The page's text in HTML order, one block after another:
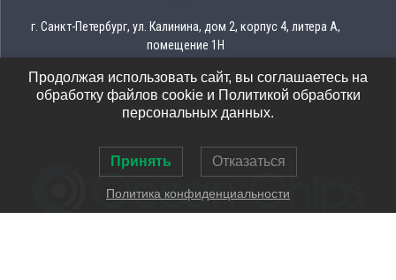
г. Санкт-Петербург, ул. Калинина, дом 2, корпус 4, литера А,
помещение 1Н
Тел.: 8 (812) 309-75-97
Email: ocean@oceanchips.ru
Продолжая использовать сайт, вы соглашаетесь на
обработку файлов cookie и Политикой обработки
персональных данных.
Принять Отказаться
Политика конфиденциальности